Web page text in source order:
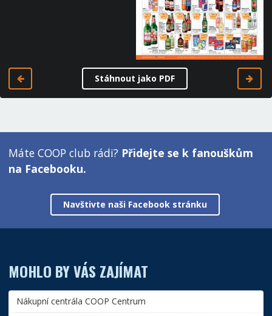
Stáhnout jako PDF
Máte COOP club rádi? Přidejte se k fanouškům
na Facebooku.
Navštivte naši Facebook stránku
MOHLO BY VÁS ZAJÍMAT
Nákupní centrála COOP Centrum